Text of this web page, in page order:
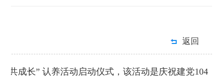
返回
共成长” 认养活动启动仪式，该活动是庆祝建党104